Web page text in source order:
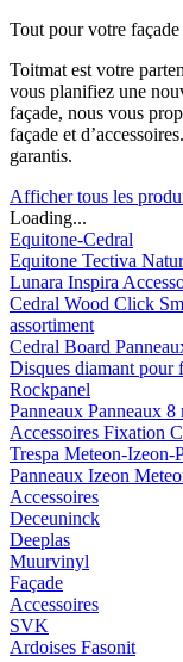
Tout pour votre façade
Toitmat est votre
vous planifiez une
façade, nous vous
façade et
garantis.
Afficher tous les
Loading...
Equitone-Cedral
Equitone Tectiva
Lunara Inspira
Cedral Wood Click
assortiment
Cedral Board
Disques diamant pour
Rockpanel
Panneaux Panneaux 8
Accessoires Fixation
Trespa Meteon-Izeon-
Panneaux Izeon
Accessoires
Deceuninck
Deeplas
Muurvinyl
Façade
Accessoires
SVK
Ardoises Fasonit